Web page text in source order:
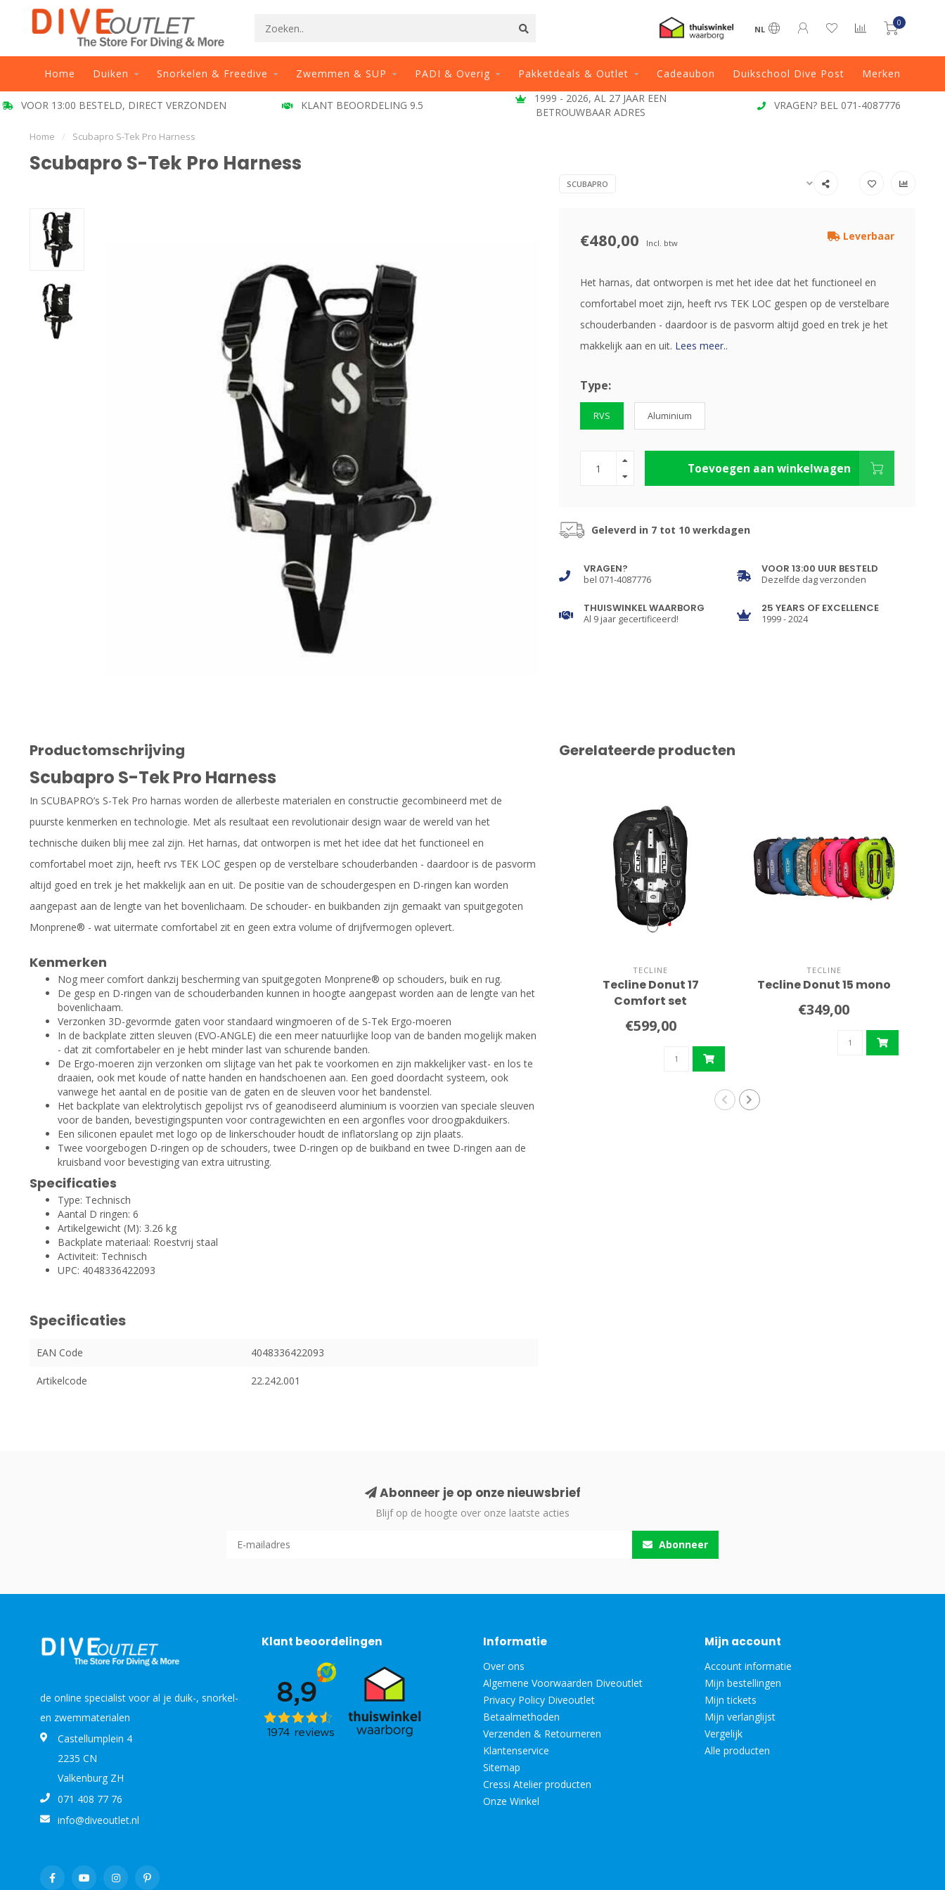
NL
0
Home Duiken Snorkelen & Freedive Zwemmen & SUP PADI & Overig Pakketdeals & Outlet Cadeaubon Duikschool Dive Post Merken
VOOR 13:00 BESTELD, DIRECT VERZONDEN KLANT BEOORDELING 9.5
1999 - 2026, AL 27 JAAR EEN
BETROUWBAAR ADRES
VRAGEN? BEL 071-4087776
Home / Scubapro S-Tek Pro Harness
Scubapro S-Tek Pro Harness
SCUBAPRO
€480,00 Incl. btw
Leverbaar
Het harnas, dat ontworpen is met het idee dat het functioneel en
comfortabel moet zijn, heeft rvs TEK LOC gespen op de verstelbare
schouderbanden - daardoor is de pasvorm altijd goed en trek je het
makkelijk aan en uit. Lees meer..
Type:
RVS Aluminium
Toevoegen aan winkelwagen
Geleverd in 7 tot 10 werkdagen
VRAGEN?
bel 071-4087776
VOOR 13:00 UUR BESTELD
Dezelfde dag verzonden
THUISWINKEL WAARBORG
Al 9 jaar gecertificeerd!
25 YEARS OF EXCELLENCE
1999 - 2024
Productomschrijving
Scubapro S-Tek Pro Harness
In SCUBAPRO’s S-Tek Pro harnas worden de allerbeste materialen en constructie gecombineerd met de
puurste kenmerken en technologie. Met als resultaat een revolutionair design waar de wereld van het
technische duiken blij mee zal zijn. Het harnas, dat ontworpen is met het idee dat het functioneel en
comfortabel moet zijn, heeft rvs TEK LOC gespen op de verstelbare schouderbanden - daardoor is de pasvorm
altijd goed en trek je het makkelijk aan en uit. De positie van de schoudergespen en D-ringen kan worden
aangepast aan de lengte van het bovenlichaam. De schouder- en buikbanden zijn gemaakt van spuitgegoten
Monprene® - wat uitermate comfortabel zit en geen extra volume of drijfvermogen oplevert.
Kenmerken
Nog meer comfort dankzij bescherming van spuitgegoten Monprene® op schouders, buik en rug.
De gesp en D-ringen van de schouderbanden kunnen in hoogte aangepast worden aan de lengte van het
bovenlichaam.
Verzonken 3D-gevormde gaten voor standaard wingmoeren of de S-Tek Ergo-moeren
In de backplate zitten sleuven (EVO-ANGLE) die een meer natuurlijke loop van de banden mogelijk maken
- dat zit comfortabeler en je hebt minder last van schurende banden.
De Ergo-moeren zijn verzonken om slijtage van het pak te voorkomen en zijn makkelijker vast- en los te
draaien, ook met koude of natte handen en handschoenen aan. Een goed doordacht systeem, ook
vanwege het aantal en de positie van de gaten en de sleuven voor het bandenstel.
Het backplate van elektrolytisch gepolijst rvs of geanodiseerd aluminium is voorzien van speciale sleuven
voor de banden, bevestigingspunten voor contragewichten en een argonfles voor droogpakduikers.
Een siliconen epaulet met logo op de linkerschouder houdt de inflatorslang op zijn plaats.
Twee voorgebogen D-ringen op de schouders, twee D-ringen op de buikband en twee D-ringen aan de
kruisband voor bevestiging van extra uitrusting.
Specificaties
Type: Technisch
Aantal D ringen: 6
Artikelgewicht (M): 3.26 kg
Backplate materiaal: Roestvrij staal
Activiteit: Technisch
UPC: 4048336422093
Specificaties
EAN Code 4048336422093
Artikelcode 22.242.001
Gerelateerde producten
TECLINE
Tecline Donut 17
Comfort set
€599,00
TECLINE
Tecline Donut 15 mono
€349,00
Abonneer je op onze nieuwsbrief
Blijf op de hoogte over onze laatste acties
Abonneer
de online specialist voor al je duik-, snorkel-
en zwemmaterialen
Castellumplein 4
2235 CN
Valkenburg ZH
071 408 77 76
info@diveoutlet.nl
Klant beoordelingen Informatie
Over ons
Algemene Voorwaarden Diveoutlet
Privacy Policy Diveoutlet
Betaalmethoden
Verzenden & Retourneren
Klantenservice
Sitemap
Cressi Atelier producten
Onze Winkel
Mijn account
Account informatie
Mijn bestellingen
Mijn tickets
Mijn verlanglijst
Vergelijk
Alle producten